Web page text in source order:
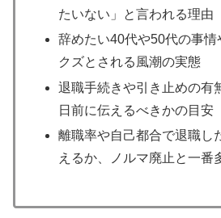
たいない」と言われる理由
辞めたい40代や50代の事情
クズとされる風潮の実態
退職手続きや引き止めの有
日前に伝えるべきかの目安
離職率や自己都合で退職し
えるか、ノルマ廃止と一番